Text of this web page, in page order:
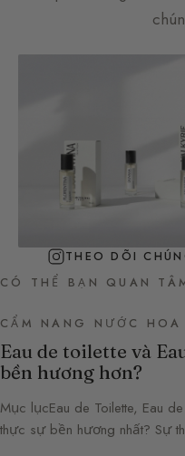
THEO DÕI
CÓ THỂ BẠN QUAN
CẨM NANG NƯỚC HOA
Eau de toilette và
bền hương hơn?
Mục lụcEau de Toilette, Eau
thực sự bền hương nhất? Sự